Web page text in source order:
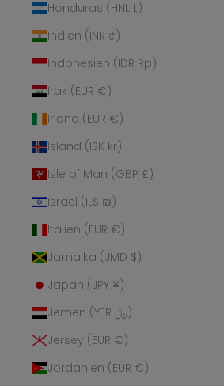
Honduras (HNL L)
Indien (INR ₹)
Indonesien (IDR Rp)
Irak (EUR €)
Irland (EUR €)
Island (ISK kr)
Isle of Man (GBP £)
Israel (ILS ₪)
Italien (EUR €)
Jamaika (JMD $)
Japan (JPY ¥)
Jemen (YER ﷼)
Jersey (EUR €)
Jordanien (EUR €)